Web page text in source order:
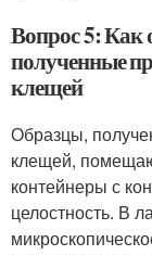
Вопрос 5: Как
полученные
клещей
Образцы,
клещей,
контейнеры с
целостность. В